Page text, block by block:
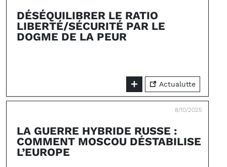
DÉSÉQUILIBRER LE RATIO
LIBERTÉ/SÉCURITÉ PAR LE
DOGME DE LA PEUR
Actualutte
8/10/2025
LA GUERRE HYBRIDE RUSSE :
COMMENT MOSCOU DÉSTABILISE
L’EUROPE